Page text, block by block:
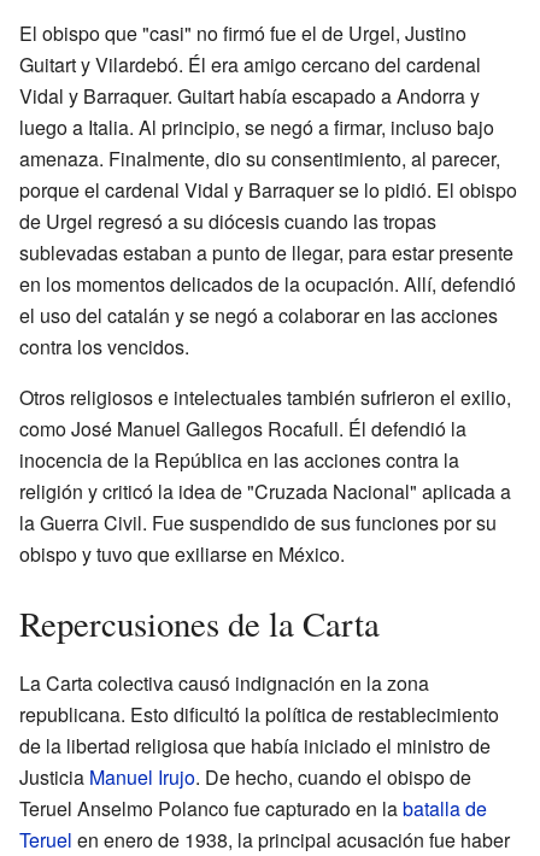
El obispo que "casi" no firmó fue el de Urgel, Justino
Guitart y Vilardebó. Él era amigo cercano del cardenal
Vidal y Barraquer. Guitart había escapado a Andorra y
luego a Italia. Al principio, se negó a firmar, incluso bajo
amenaza. Finalmente, dio su consentimiento, al parecer,
porque el cardenal Vidal y Barraquer se lo pidió. El obispo
de Urgel regresó a su diócesis cuando las tropas
sublevadas estaban a punto de llegar, para estar presente
en los momentos delicados de la ocupación. Allí, defendió
el uso del catalán y se negó a colaborar en las acciones
contra los vencidos.
Otros religiosos e intelectuales también sufrieron el exilio,
como José Manuel Gallegos Rocafull. Él defendió la
inocencia de la República en las acciones contra la
religión y criticó la idea de "Cruzada Nacional" aplicada a
la Guerra Civil. Fue suspendido de sus funciones por su
obispo y tuvo que exiliarse en México.
Repercusiones de la Carta
La Carta colectiva causó indignación en la zona
republicana. Esto dificultó la política de restablecimiento
de la libertad religiosa que había iniciado el ministro de
Justicia Manuel Irujo. De hecho, cuando el obispo de
Teruel Anselmo Polanco fue capturado en labatalla de
Teruel en enero de 1938, la principal acusación fue haber